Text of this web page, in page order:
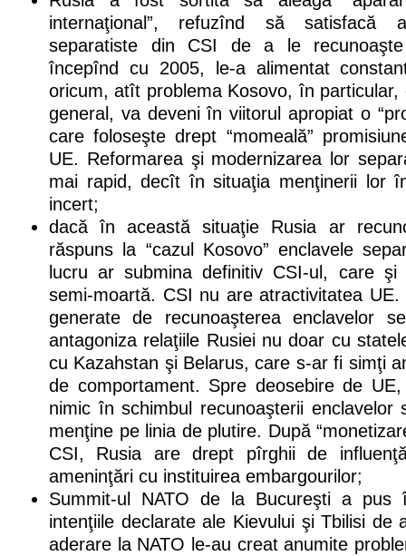
internaţional”, refuzînd să satisfacă
separatiste din CSI de a le recunoaşte
începînd cu 2005, le-a alimentat
oricum, atît problema Kosovo, în
general, va deveni în viitorul apropiat o
care foloseşte drept “momeală”
UE. Reformarea şi modernizarea lor
mai rapid, decît în situaţia menţinerii lor
incert;
dacă în această situaţie Rusia ar
răspuns la “cazul Kosovo” enclavele
lucru ar submina definitiv CSI-ul, care
semi-moartă. CSI nu are atractivitatea UE.
generate de recunoaşterea enclavelor
antagoniza relaţiile Rusiei nu doar cu
cu Kazahstan şi Belarus, care s-ar fi simţi
de comportament. Spre deosebire de
nimic în schimbul recunoaşterii enclavelor
menţine pe linia de plutire. După
CSI, Rusia are drept pîrghii de
ameninţări cu instituirea embargourilor;
Summit-ul NATO de la Bucureşti a pus
intenţiile declarate ale Kievului şi Tbilisi de
aderare la NATO le-au creat anumite